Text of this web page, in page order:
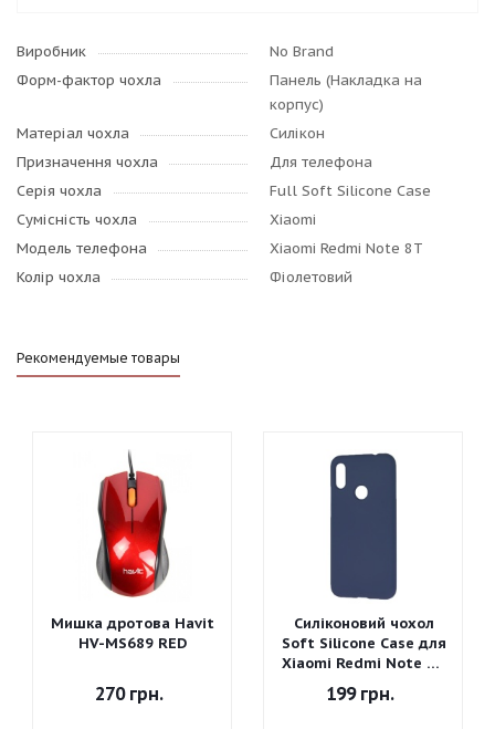
Виробник
No Brand
Форм-фактор чохла
Панель (Накладка на
корпус)
Матеріал чохла
Силікон
Призначення чохла
Для телефона
Серія чохла
Full Soft Silicone Case
Сумісність чохла
Xiaomi
Модель телефона
Xiaomi Redmi Note 8T
Колір чохла
Фіолетовий
Рекомендуемые товары
Мишка дротова Havit
HV-MS689 RED
270грн.
Силіконовий чохол
Soft Silicone Case для
Xiaomi Redmi Note 7 -
Graphite Gray
199грн.